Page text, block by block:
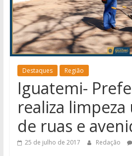
notícias
de
Iguatemi
e
região.
Destaques Região
Iguatemi-
realiza limpeza
de ruas e
25 de julho de 2017 Redação